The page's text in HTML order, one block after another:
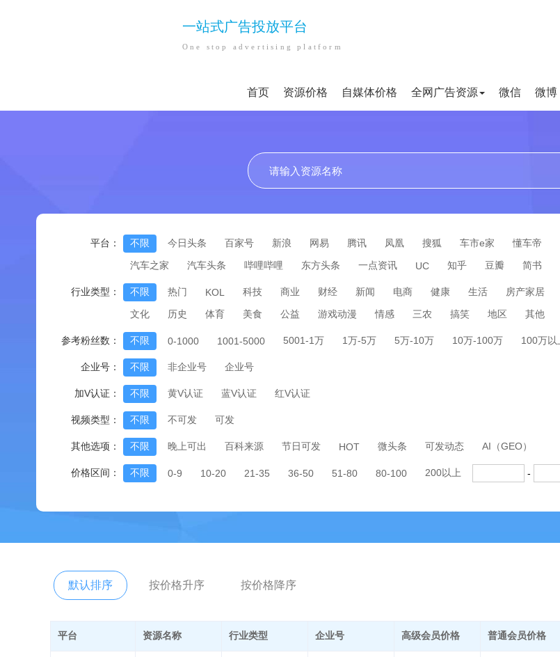
一站式广告投放平台
One stop advertising platform
首页 资源价格 自媒体价格 全网广告资源 微信 微博
平台： 不限 今日头条 百家号 新浪 网易 腾讯 凤凰 搜狐 车市e家 懂车帝
汽车之家
汽车头条 哔哩哔哩 东方头条 一点资讯 UC 知乎 豆瓣 简书
行业类型： 不限 热门 KOL 科技 商业 财经 新闻 电商 健康 生活 房产家居
文化
历史 体育 美食 公益 游戏动漫 情感 三农 搞笑 地区 其他
参考粉丝数： 不限 0-1000 1001-5000 5001-1万 1万-5万 5万-10万 10万-100万 100万以
企业号： 不限 非企业号 企业号
加V认证： 不限 黄V认证 蓝V认证 红V认证
视频类型： 不限 不可发 可发
其他选项： 不限 晚上可出 百科来源 节日可发 HOT 微头条 可发动态 AI（GEO）
价格区间： 不限 0-9 10-20 21-35 36-50 51-80 80-100 200以上 -
默认排序 按价格升序 按价格降序
平台 资源名称 行业类型 企业号 高级会员价格 普通会员价格